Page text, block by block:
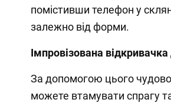
помістивши телефон у
залежно від форми.
Імпровізована
За допомогою цього
можете втамувати спрагу